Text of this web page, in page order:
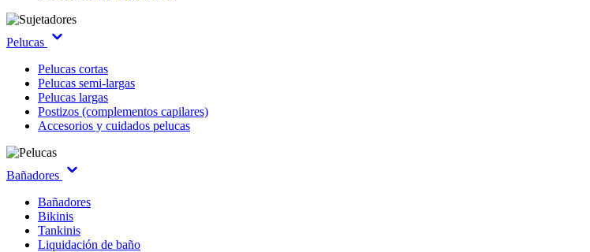
Pelucas
Pelucas cortas
Pelucas semi-largas
Pelucas largas
Postizos (complementos capilares)
Accesorios y cuidados pelucas
Bañadores
Bañadores
Bikinis
Tankinis
Liquidación de baño